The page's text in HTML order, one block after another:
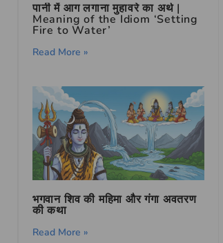
पानी में आग लगाना मुहावरे का अर्थ |
Meaning of the Idiom ‘Setting
Fire to Water’
Read More »
भगवान शिव की महिमा और गंगा अवतरण
की कथा
Read More »